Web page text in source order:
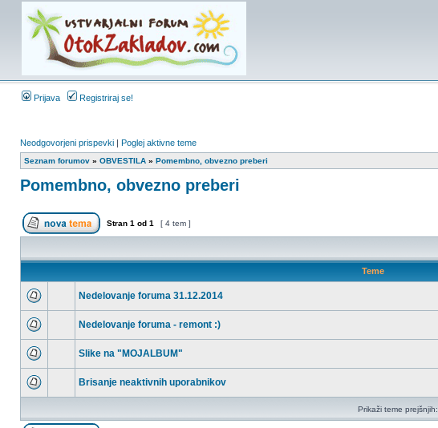
Prijava Registriraj se!
Neodgovorjeni prispevki | Poglej aktivne teme
Seznam forumov » OBVESTILA » Pomembno, obvezno preberi
Pomembno, obvezno preberi
Stran 1 od 1 [ 4 tem ]
Teme
Nedelovanje foruma 31.12.2014
Nedelovanje foruma - remont :)
Slike na "MOJALBUM"
Brisanje neaktivnih uporabnikov
Prikaži teme prejšnjih: